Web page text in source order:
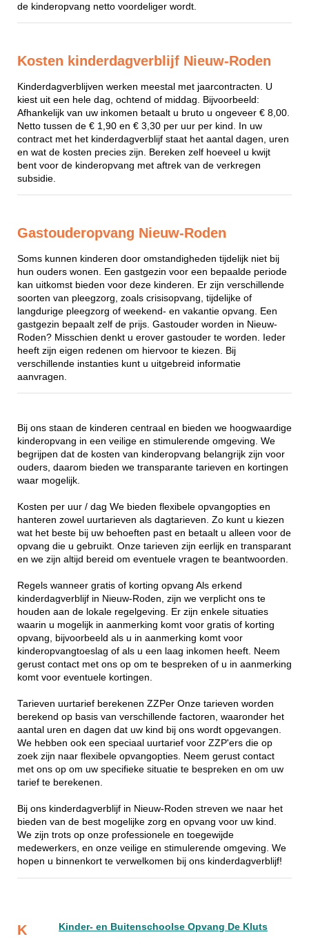
de kinderopvang netto voordeliger wordt.
Kosten kinderdagverblijf Nieuw-Roden
Kinderdagverblijven werken meestal met jaarcontracten. U
kiest uit een hele dag, ochtend of middag. Bijvoorbeeld:
Afhankelijk van uw inkomen betaalt u bruto u ongeveer € 8,00.
Netto tussen de € 1,90 en € 3,30 per uur per kind. In uw
contract met het kinderdagverblijf staat het aantal dagen, uren
en wat de kosten precies zijn. Bereken zelf hoeveel u kwijt
bent voor de kinderopvang met aftrek van de verkregen
subsidie.
Gastouderopvang Nieuw-Roden
Soms kunnen kinderen door omstandigheden tijdelijk niet bij
hun ouders wonen. Een gastgezin voor een bepaalde periode
kan uitkomst bieden voor deze kinderen. Er zijn verschillende
soorten van pleegzorg, zoals crisisopvang, tijdelijke of
langdurige pleegzorg of weekend- en vakantie opvang. Een
gastgezin bepaalt zelf de prijs. Gastouder worden in Nieuw-
Roden? Misschien denkt u erover gastouder te worden. Ieder
heeft zijn eigen redenen om hiervoor te kiezen. Bij
verschillende instanties kunt u uitgebreid informatie
aanvragen.
Bij ons staan de kinderen centraal en bieden we hoogwaardige
kinderopvang in een veilige en stimulerende omgeving. We
begrijpen dat de kosten van kinderopvang belangrijk zijn voor
ouders, daarom bieden we transparante tarieven en kortingen
waar mogelijk.
Kosten per uur / dag We bieden flexibele opvangopties en
hanteren zowel uurtarieven als dagtarieven. Zo kunt u kiezen
wat het beste bij uw behoeften past en betaalt u alleen voor de
opvang die u gebruikt. Onze tarieven zijn eerlijk en transparant
en we zijn altijd bereid om eventuele vragen te beantwoorden.
Regels wanneer gratis of korting opvang Als erkend
kinderdagverblijf in Nieuw-Roden, zijn we verplicht ons te
houden aan de lokale regelgeving. Er zijn enkele situaties
waarin u mogelijk in aanmerking komt voor gratis of korting
opvang, bijvoorbeeld als u in aanmerking komt voor
kinderopvangtoeslag of als u een laag inkomen heeft. Neem
gerust contact met ons op om te bespreken of u in aanmerking
komt voor eventuele kortingen.
Tarieven uurtarief berekenen ZZPer Onze tarieven worden
berekend op basis van verschillende factoren, waaronder het
aantal uren en dagen dat uw kind bij ons wordt opgevangen.
We hebben ook een speciaal uurtarief voor ZZP'ers die op
zoek zijn naar flexibele opvangopties. Neem gerust contact
met ons op om uw specifieke situatie te bespreken en om uw
tarief te berekenen.
Bij ons kinderdagverblijf in Nieuw-Roden streven we naar het
bieden van de best mogelijke zorg en opvang voor uw kind.
We zijn trots op onze professionele en toegewijde
medewerkers, en onze veilige en stimulerende omgeving. We
hopen u binnenkort te verwelkomen bij ons kinderdagverblijf!
K Kinder- en Buitenschoolse Opvang De Kluts